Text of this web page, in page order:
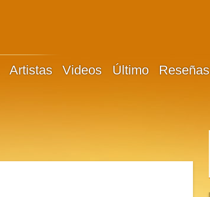
Artistas Videos Último Reseñas